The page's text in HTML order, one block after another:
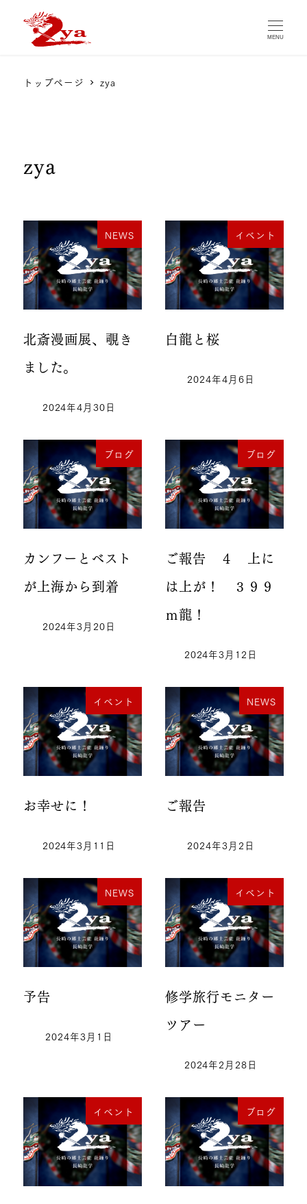
MENU
トップページ zya
zya
NEWS
北斎漫画展、覗き
ました。
2024年4月30日
イベント
白龍と桜
2024年4月6日
ブログ
カンフーとベスト
が上海から到着
2024年3月20日
ブログ
ご報告 ４ 上に
は上が！ ３９９
ｍ龍！
2024年3月12日
イベント
お幸せに！
2024年3月11日
NEWS
ご報告
2024年3月2日
NEWS
予告
2024年3月1日
イベント
修学旅行モニター
ツアー
2024年2月28日
イベント ブログ